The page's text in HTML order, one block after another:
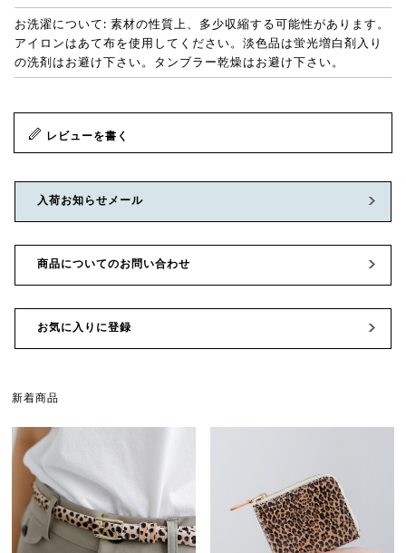
お洗濯について: 素材の性質上、多少収縮する可能性があります。
アイロンはあて布を使用してください。淡色品は蛍光増白剤入り
の洗剤はお避け下さい。タンブラー乾燥はお避け下さい。
レビューを書く
入荷お知らせメール
商品についてのお問い合わせ
お気に入りに登録
新着商品